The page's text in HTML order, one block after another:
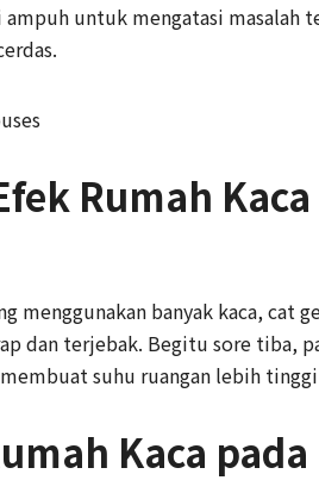
untuk mengatasi masalah
Rumah
menggunakan banyak kaca, cat
dan terjebak. Begitu sore tiba,
suhu ruangan lebih
Kaca